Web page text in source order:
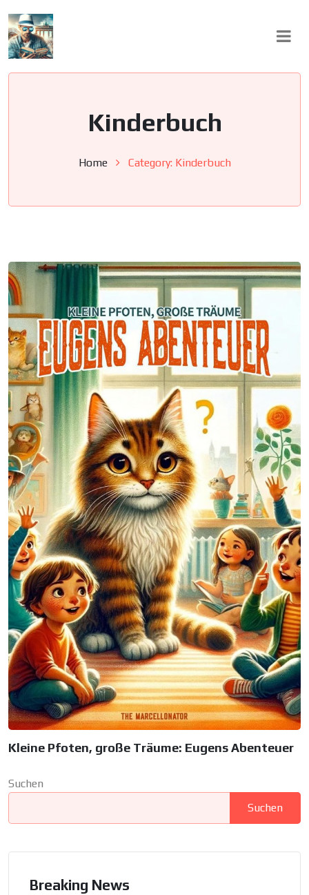
to
content
Kinderbuch
Home Category: Kinderbuch
Kleine Pfoten, große Träume: Eugens Abenteuer
Suchen
Suchen
Breaking News